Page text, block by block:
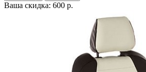
Ваша скидка: 600 р.